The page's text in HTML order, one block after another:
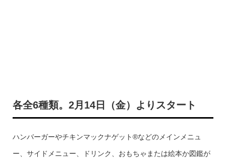
各全6種類。2月14日（金）よりスタート
ハンバーガーやチキンマックナゲット®などのメインメニュ
ー、サイドメニュー、ドリンク、おもちゃまたは絵本か図鑑が